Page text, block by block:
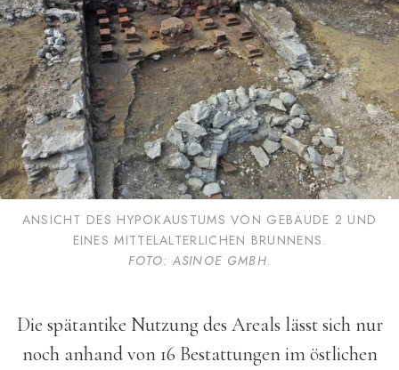
ANSICHT DES HYPOKAUSTUMS VON GEBÄUDE 2 UND
EINES MITTELALTERLICHEN BRUNNENS.
FOTO: ASINOE GMBH.
Die spätantike Nutzung des Areals lässt sich nur
noch anhand von 16 Bestattungen im östlichen